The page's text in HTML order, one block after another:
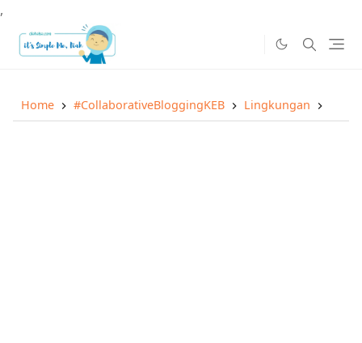
,
Home #CollaborativeBloggingKEB Lingkungan